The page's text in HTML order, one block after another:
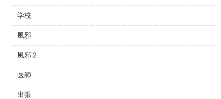
学校
風邪
風邪２
医師
出張